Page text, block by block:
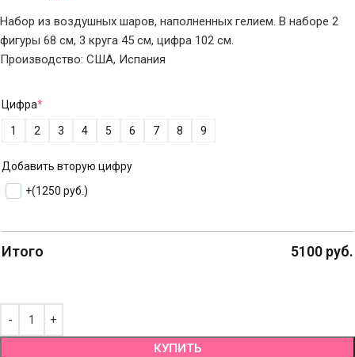
Набор из воздушных шаров, наполненных гелием. В наборе 2
фигуры 68 см, 3 круга 45 см, цифра 102 см.
Производство: США, Испания
Цифра*
1 2 3 4 5 6 7 8 9
Добавить вторую цифру
+(1250 руб.)
Итого 5100 руб.
КУПИТЬ